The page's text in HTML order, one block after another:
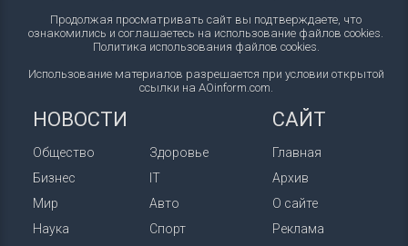
Продолжая просматривать сайт вы подтверждаете, что
ознакомились и соглашаетесь на использование файлов cookies.
Политика использования файлов cookies.
Использование материалов разрешается при условии открытой
ссылки на AOinform.com.
НОВОСТИ
Общество
Бизнес
Мир
Наука
Здоровье
IT
Авто
Спорт
САЙТ
Главная
Архив
О сайте
Реклама